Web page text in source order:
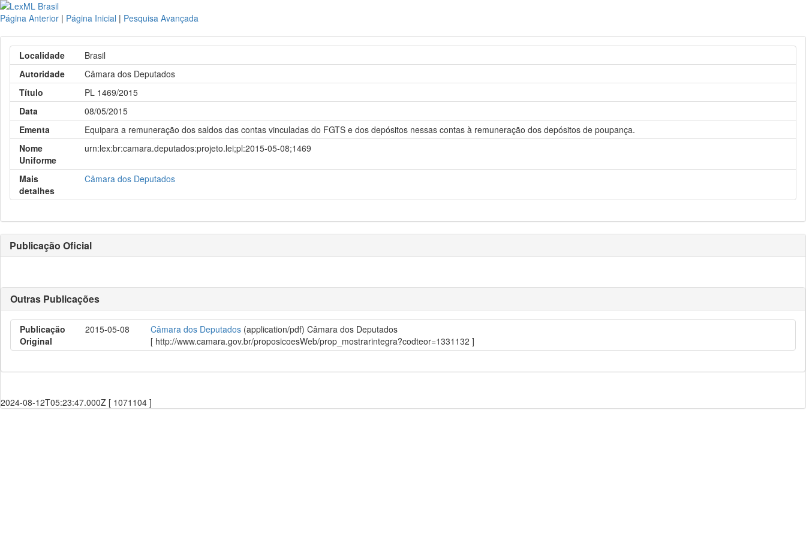
Página Anterior | Página Inicial | Pesquisa Avançada
Localidade
Brasil
Autoridade
Câmara dos Deputados
Título
PL 1469/2015
Data
08/05/2015
Ementa
Equipara a remuneração dos saldos das contas vinculadas do FGTS e dos depósitos nessas contas à remuneração dos depósitos de poupança.
Nome
Uniforme
urn:lex:br:camara.deputados:projeto.lei;pl:2015-05-08;1469
Mais
detalhes
Câmara dos Deputados
Publicação Oficial
Outras Publicações
Publicação
Original
2015-05-08 Câmara dos Deputados (application/pdf) Câmara dos Deputados
[ http://www.camara.gov.br/proposicoesWeb/prop_mostrarintegra?codteor=1331132 ]
2024-08-12T05:23:47.000Z [ 1071104 ]